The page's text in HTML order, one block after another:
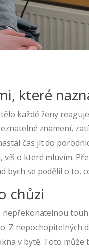
které
každé ženy
znamení,
čas jít do
víš o které mluvím.
bych se podělil o to,
chůzi
Z nepochopitelných
v bytě. Toto může